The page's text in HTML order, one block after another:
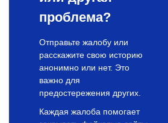
проблема?
Отправьте жалобу или
расскажите свою историю
анонимно или нет. Это
важно для
предостережения других.
Каждая жалоба помогает